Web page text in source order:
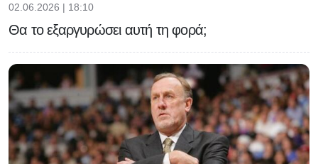
02.06.2026 | 18:10
Θα το εξαργυρώσει αυτή τη φορά;